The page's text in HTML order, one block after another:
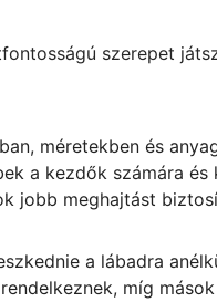
szerepet
méretekben és
a kezdők számára
jobb meghajtást
a lábadra
míg